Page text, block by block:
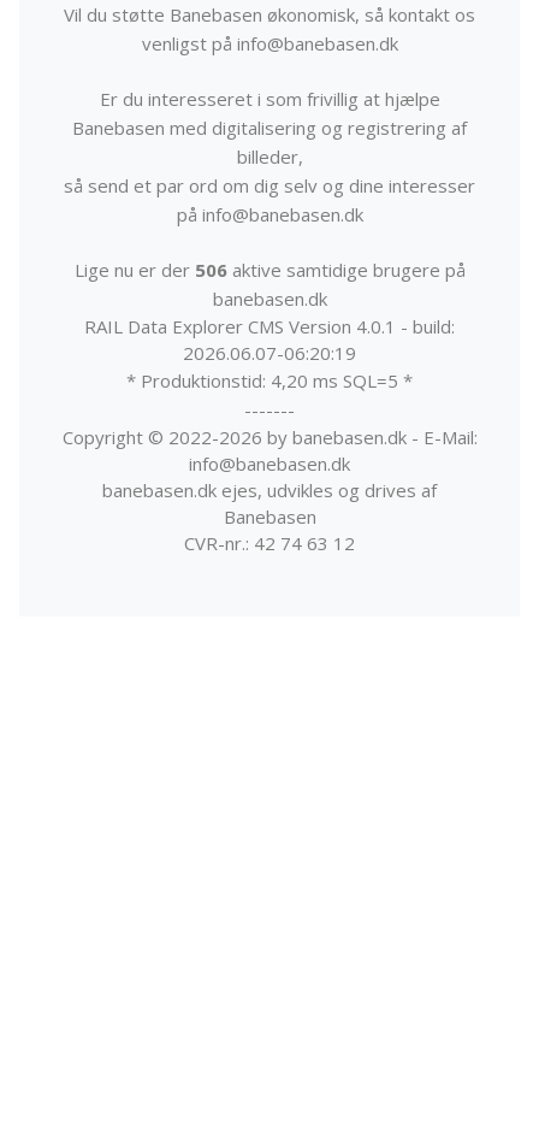
Vil du støtte Banebasen økonomisk, så kontakt os
venligst på info@banebasen.dk
Er du interesseret i som frivillig at hjælpe
Banebasen med digitalisering og registrering af
billeder,
så send et par ord om dig selv og dine interesser
på info@banebasen.dk
Lige nu er der 506aktive samtidige brugere på
banebasen.dk
RAIL Data Explorer CMS Version 4.0.1 - build:
2026.06.07-06:20:19
* Produktionstid: 4,20 ms SQL=5 *
-------
Copyright © 2022-2026 by banebasen.dk - E-Mail:
info@banebasen.dk
banebasen.dk ejes, udvikles og drives af
Banebasen
CVR-nr.: 42 74 63 12